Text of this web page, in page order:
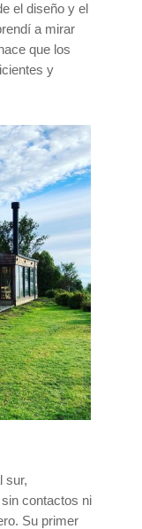
el diseño y el
a mirar
que los
y
sur,
contactos ni
Su primer